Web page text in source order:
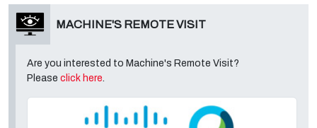
MACHINE'S REMOTE VISIT
Are you interested to Machine's Remote Visit?
Please click here.